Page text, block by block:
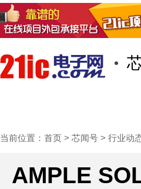
当前位置： 首页 > 芯闻号 > 行业动
AMPLE